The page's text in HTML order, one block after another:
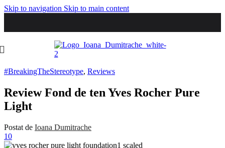
Skip to navigation Skip to main content
#BreakingTheStereotype, Reviews
Review Fond de ten Yves Rocher Pure
Light
Postat de Ioana Dumitrache
10